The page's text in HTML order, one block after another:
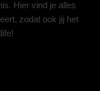
Hier vind je alles
zodat ook jij het